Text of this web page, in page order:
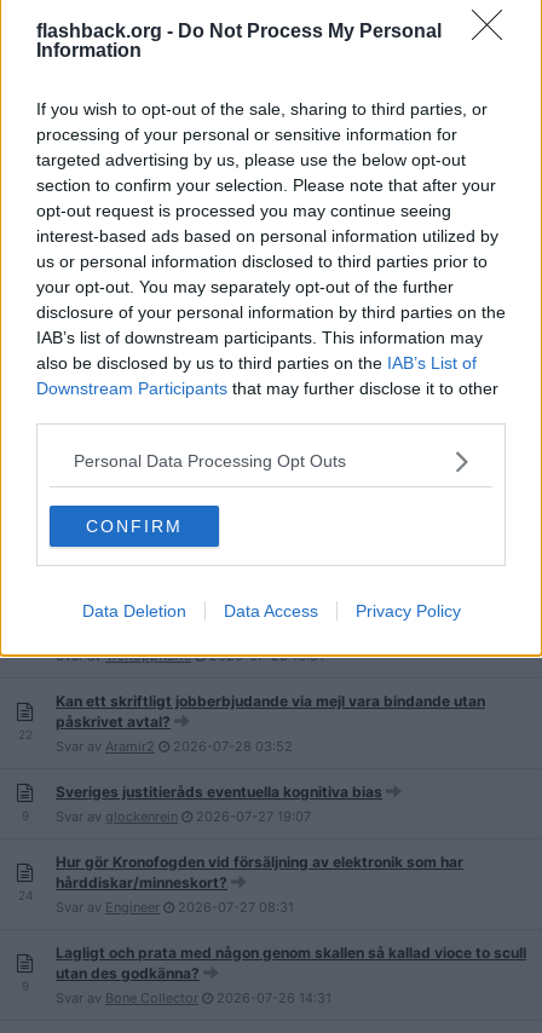
flashback.org - Do Not Process My Personal
Information
If you wish to opt-out of the sale, sharing to third parties, or
processing of your personal or sensitive information for
targeted advertising by us, please use the below opt-out
section to confirm your selection. Please note that after your
opt-out request is processed you may continue seeing
interest-based ads based on personal information utilized by
us or personal information disclosed to third parties prior to
your opt-out. You may separately opt-out of the further
disclosure of your personal information by third parties on the
IAB’s list of downstream participants. This information may
also be disclosed by us to third parties on the IAB’s List of
Downstream Participants that may further disclose it to other
Personal Data Processing Opt Outs
CONFIRM
Data Deletion Data Access Privacy Policy
Skrotad mängdrabatt för småbrott - en reform som leder till
Svar avAramir2 2026-08-0316:37
Om någon runkar av en mot ens vilja - är det då våldtäkt enligt
lagen?
Svar avAramir2 2026-08-0316:32
Intrusiva experiment på elektroner som påverkar dem i realtid
lagligt?
Svar avwmut 2026-08-0219:03
5 376
Den stora tråden om parkeringsböter (inrikes) [sammanslagen tråd
/Mod]
PeterSoderqvist 2026-08-02
Föreligger dolt samägande?
MC-parkering utan skylt
Svar avKamerunHunter
Carl och Lucas från JLC i rättstvist: Vems är det upphittade guldet
Svar avTreKoppKaffe 2026-07-2810:51
22
Kan ett skriftligt jobberbjudande via mejl vara bindande utan
påskrivet avtal?
Svar av Aramir2 2026-07-28 03:52
9
Sveriges justitieråds eventuella kognitiva bias
Svar av glockenrein 2026-07-27 19:07
24
Hur gör Kronofogden vid försäljning av elektronik som har
hårddiskar/minneskort?
Svar av Engineer 2026-07-27 08:31
9
Lagligt och prata med någon genom skallen så kallad vioce to scull
utan des godkänna?
Svar av Bone Collector 2026-07-26 14:31